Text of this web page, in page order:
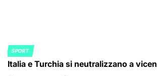
POSTED
IN
SPORT
Italia e Turchia si neutralizzano a